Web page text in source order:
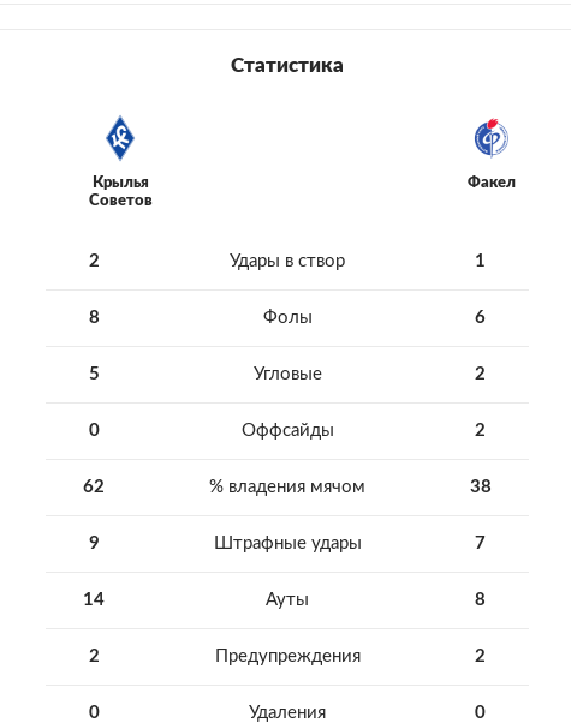
Статистика
Крылья
Советов
Факел
2 Удары в створ 1
8 Фолы 6
5 Угловые 2
0 Оффсайды 2
62 % владения мячом 38
9 Штрафные удары 7
14 Ауты 8
2 Предупреждения 2
0 Удаления 0